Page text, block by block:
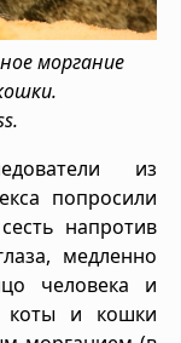
моргание
из
попросили
напротив
медленно
человека и
коты и кошки